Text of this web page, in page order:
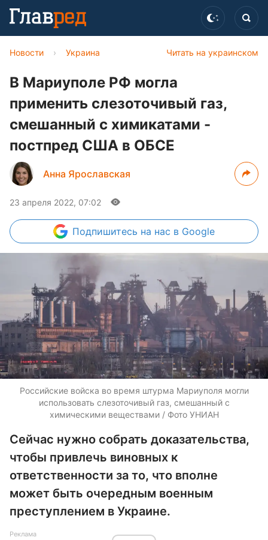
Читать на украинском
Новости › Украина
В Мариуполе РФ могла
применить слезоточивый газ,
смешанный с химикатами -
постпред США в ОБСЕ
Анна Ярославская
23 апреля 2022, 07:02
Подпишитесь на нас в Google
Российские войска во время штурма Мариуполя могли
использовать слезоточивый газ, смешанный с
химическими веществами / Фото УНИАН
Сейчас нужно собрать доказательства,
чтобы привлечь виновных к
ответственности за то, что вполне
может быть очередным военным
преступлением в Украине.
Реклама